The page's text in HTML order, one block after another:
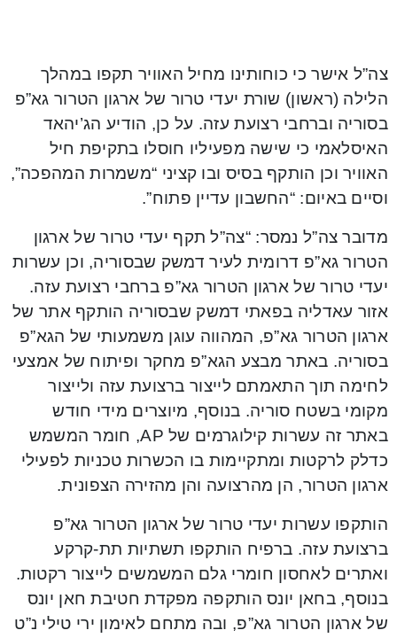
צה”ל אישר כי כוחותינו מחיל האוויר תקפו במהלך
הלילה (ראשון) שורת יעדי טרור של ארגון הטרור גא”פ
בסוריה וברחבי רצועת עזה. על כן, הודיע הג’יהאד
האיסלאמי כי שישה מפעיליו חוסלו בתקיפת חיל
האוויר וכן הותקף בסיס ובו קציני “משמרות המהפכה”,
וסיים באיום: “החשבון עדיין פתוח”.
מדובר צה”ל נמסר: “צה”ל תקף יעדי טרור של ארגון
הטרור גא”פ דרומית לעיר דמשק שבסוריה, וכן עשרות
יעדי טרור של ארגון הטרור גא”פ ברחבי רצועת עזה.
אזור עאדליה בפאתי דמשק שבסוריה הותקף אתר של
ארגון הטרור גא”פ, המהווה עוגן משמעותי של הגא”פ
בסוריה. באתר מבצע הגא”פ מחקר ופיתוח של אמצעי
לחימה תוך התאמתם לייצור ברצועת עזה ולייצור
מקומי בשטח סוריה. בנוסף, מיוצרים מידי חודש
באתר זה עשרות קילוגרמים של AP, חומר המשמש
כדלק לרקטות ומתקיימות בו הכשרות טכניות לפעילי
ארגון הטרור, הן מהרצועה והן מהזירה הצפונית.
הותקפו עשרות יעדי טרור של ארגון הטרור גא”פ
ברצועת עזה. ברפיח הותקפו תשתיות תת-קרקע
ואתרים לאחסון חומרי גלם המשמשים לייצור רקטות.
בנוסף, בחאן יונס הותקפה מפקדת חטיבת חאן יונס
של ארגון הטרור גא”פ, ובה מתחם לאימון ירי טילי נ”ט